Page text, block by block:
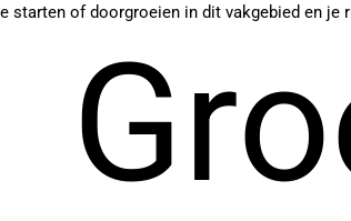
starten of doorgroeien in dit vakgebied en